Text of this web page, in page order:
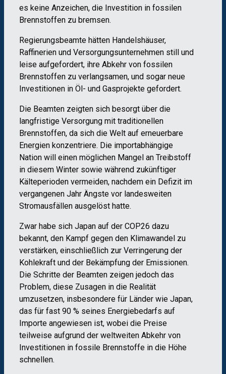
es keine Anzeichen, die Investition in fossilen
Brennstoffen zu bremsen.
Regierungsbeamte hätten Handelshäuser,
Raffinerien und Versorgungsunternehmen still und
leise aufgefordert, ihre Abkehr von fossilen
Brennstoffen zu verlangsamen, und sogar neue
Investitionen in Öl- und Gasprojekte gefordert.
Die Beamten zeigten sich besorgt über die
langfristige Versorgung mit traditionellen
Brennstoffen, da sich die Welt auf erneuerbare
Energien konzentriere. Die importabhängige
Nation will einen möglichen Mangel an Treibstoff
in diesem Winter sowie während zukünftiger
Kälteperioden vermeiden, nachdem ein Defizit im
vergangenen Jahr Ängste vor landesweiten
Stromausfällen ausgelöst hatte.
Zwar habe sich Japan auf der COP26 dazu
bekannt, den Kampf gegen den Klimawandel zu
verstärken, einschließlich zur Verringerung der
Kohlekraft und der Bekämpfung der Emissionen.
Die Schritte der Beamten zeigen jedoch das
Problem, diese Zusagen in die Realität
umzusetzen, insbesondere für Länder wie Japan,
das für fast 90 % seines Energiebedarfs auf
Importe angewiesen ist, wobei die Preise
teilweise aufgrund der weltweiten Abkehr von
Investitionen in fossile Brennstoffe in die Höhe
schnellen.